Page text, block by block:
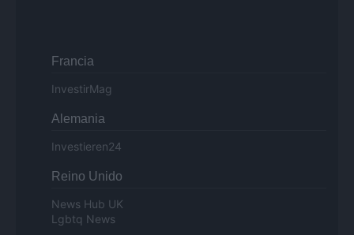
Francia
InvestirMag
Alemania
Investieren24
Reino Unido
News Hub UK
Lgbtq News